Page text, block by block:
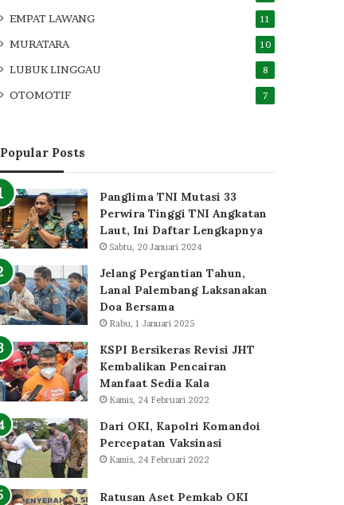
EMPAT LAWANG 11
MURATARA 10
LUBUK LINGGAU 8
OTOMOTIF 7
Popular Posts
Panglima TNI Mutasi 33
Perwira Tinggi TNI Angkatan
Laut, Ini Daftar Lengkapnya
Sabtu, 20 Januari 2024
Jelang Pergantian Tahun,
Lanal Palembang Laksanakan
Doa Bersama
Rabu, 1 Januari 2025
KSPI Bersikeras Revisi JHT
Kembalikan Pencairan
Manfaat Sedia Kala
Kamis, 24 Februari 2022
Dari OKI, Kapolri Komandoi
Percepatan Vaksinasi
Kamis, 24 Februari 2022
Ratusan Aset Pemkab OKI